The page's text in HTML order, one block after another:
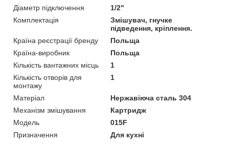
Діаметр підключення
1/2"
Комплектація
Змішувач, гнучке
підведення, кріплення.
Країна реєстрації бренду
Польща
Країна-виробник
Польща
Кількість вантажних місць
1
Кількість отворів для
монтажу
1
Матеріал
Нержавіюча сталь 304
Механізм змішування
Картридж
Мoдель
015F
Призначення
Для кухні